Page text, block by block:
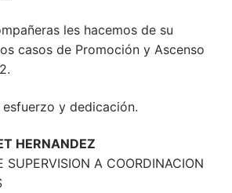
les hacemos de su
casos de Promoción y Ascenso
y dedicación.
HERNANDEZ
SUPERVISION A COORDINACION